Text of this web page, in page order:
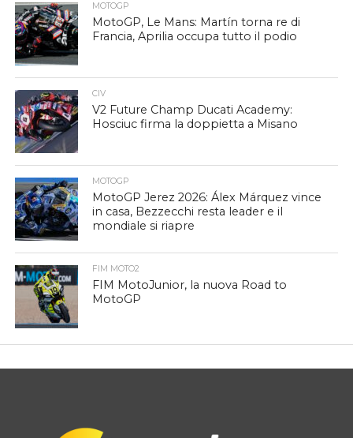
MOTOGP
MotoGP, Le Mans: Martín torna re di
Francia, Aprilia occupa tutto il podio
CIV
V2 Future Champ Ducati Academy:
Hosciuc firma la doppietta a Misano
MOTOGP
MotoGP Jerez 2026: Álex Márquez vince
in casa, Bezzecchi resta leader e il
mondiale si riapre
FIM MOTO2
FIM MotoJunior, la nuova Road to
MotoGP